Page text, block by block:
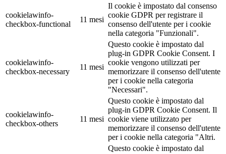
cookielawinfo-
checkbox-functional
11 mesi
Il cookie è impostato dal consenso
cookie GDPR per registrare il
consenso dell'utente per i cookie
nella categoria "Funzionali".
cookielawinfo-
checkbox-necessary
11 mesi
Questo cookie è impostato dal
plug-in GDPR Cookie Consent. I
cookie vengono utilizzati per
memorizzare il consenso dell'utente
per i cookie nella categoria
"Necessari".
cookielawinfo-
checkbox-others
11 mesi
Questo cookie è impostato dal
plug-in GDPR Cookie Consent. Il
cookie viene utilizzato per
memorizzare il consenso dell'utente
per i cookie nella categoria "Altri.
Questo cookie è impostato dal